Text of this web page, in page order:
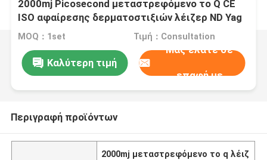
2000mj Picosecond μεταστρεφόμενο το Q CE
ISO αφαίρεσης δερματοστιξιών λέιζερ ND Yag
εγκεκριμένο
MOQ：1set Τιμή：Consultation
Καλύτερη τιμή
Μας ελάτε σε
επαφή με
Περιγραφή προϊόντων
2000mj μεταστρεφόμενο το q λέιζ